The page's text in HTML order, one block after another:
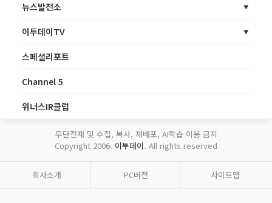
뉴스발전소
이투데이TV
스페셜리포트
Channel 5
위너스IR클럽
무단전재 및 수집, 복사, 재배포, AI학습 이용 금지
Copyright 2006. 이투데이. All rights reserved
회사소개 PC버전 사이트맵